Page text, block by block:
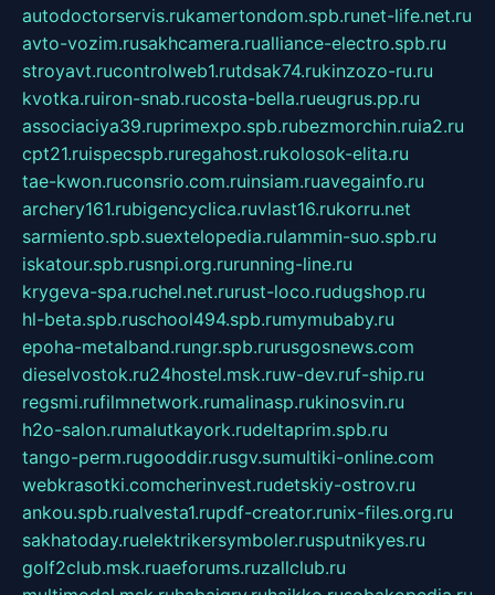
autodoctorservis.rukamertondom.spb.runet-life.net.ru
avto-vozim.rusakhcamera.rualliance-electro.spb.ru
stroyavt.rucontrolweb1.rutdsak74.rukinzozo-ru.ru
kvotka.ruiron-snab.rucosta-bella.rueugrus.pp.ru
associaciya39.ruprimexpo.spb.rubezmorchin.ruia2.ru
cpt21.ruispecspb.ruregahost.rukolosok-elita.ru
tae-kwon.ruconsrio.com.ruinsiam.ruavegainfo.ru
archery161.rubigencyclica.ruvlast16.rukorru.net
sarmiento.spb.suextelopedia.rulammin-suo.spb.ru
iskatour.spb.rusnpi.org.rurunning-line.ru
krygeva-spa.ruchel.net.rurust-loco.rudugshop.ru
hl-beta.spb.ruschool494.spb.rumymubaby.ru
epoha-metalband.rungr.spb.rurusgosnews.com
dieselvostok.ru24hostel.msk.ruw-dev.ruf-ship.ru
regsmi.rufilmnetwork.rumalinasp.rukinosvin.ru
h2o-salon.rumalutkayork.rudeltaprim.spb.ru
tango-perm.rugooddir.rusgv.sumultiki-online.com
webkrasotki.comcherinvest.rudetskiy-ostrov.ru
ankou.spb.rualvesta1.rupdf-creator.runix-files.org.ru
sakhatoday.ruelektrikersymboler.rusputnikyes.ru
golf2club.msk.ruaeforums.ruzallclub.ru